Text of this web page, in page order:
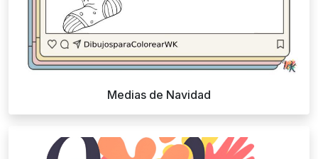
Medias de Navidad